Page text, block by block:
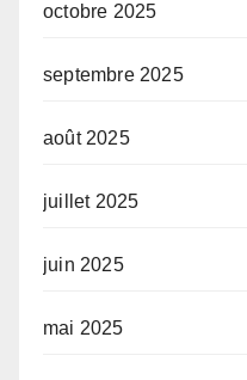
octobre 2025
septembre 2025
août 2025
juillet 2025
juin 2025
mai 2025